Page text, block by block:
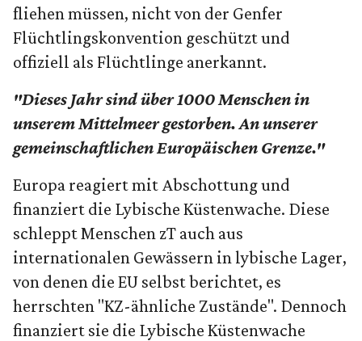
fliehen müssen, nicht von der Genfer
Flüchtlingskonvention geschützt und
offiziell als Flüchtlinge anerkannt.
"Dieses Jahr sind über 1000 Menschen in
unserem Mittelmeer gestorben. An unserer
gemeinschaftlichen Europäischen Grenze."
Europa reagiert mit Abschottung und
finanziert die Lybische Küstenwache. Diese
schleppt Menschen zT auch aus
internationalen Gewässern in lybische Lager,
von denen die EU selbst berichtet, es
herrschten "KZ-ähnliche Zustände". Dennoch
finanziert sie die Lybische Küstenwache